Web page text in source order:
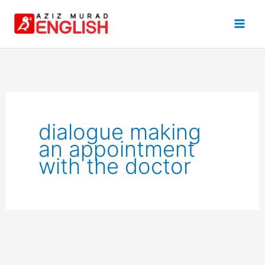
dialogue making
an appointment
with the doctor